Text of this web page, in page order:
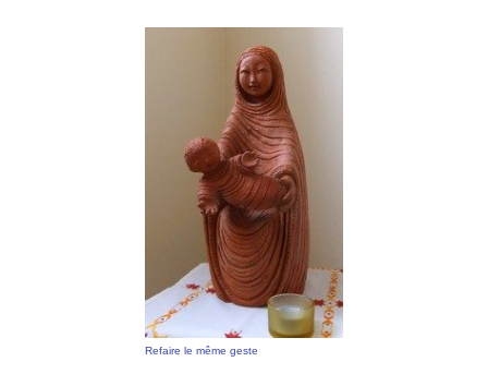
Refaire le même geste